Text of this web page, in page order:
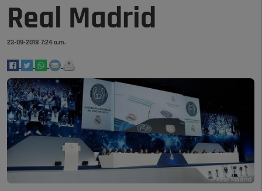
Real Madrid
23-09-2018 7:24 a.m.